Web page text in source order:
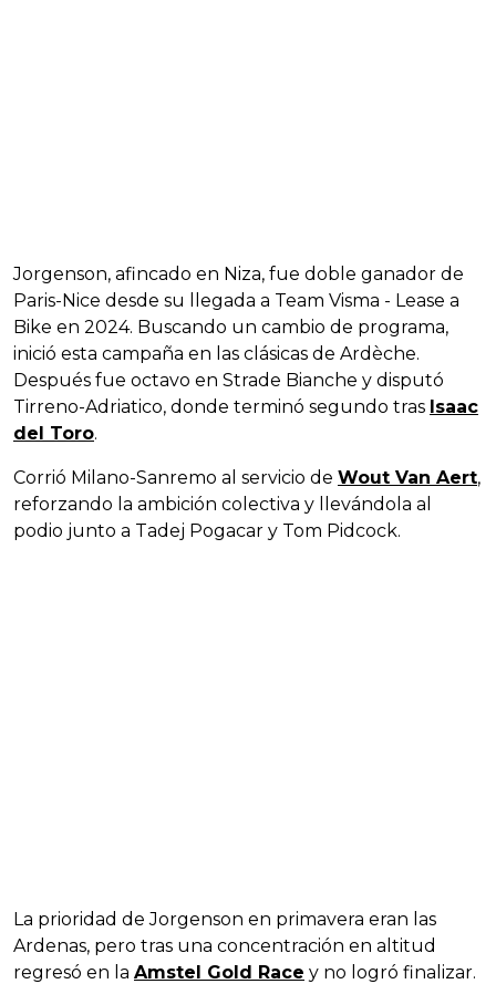
Jorgenson, afincado en Niza, fue doble ganador de
Paris-Nice desde su llegada a Team Visma - Lease a
Bike en 2024. Buscando un cambio de programa,
inició esta campaña en las clásicas de Ardèche.
Después fue octavo en Strade Bianche y disputó
Tirreno-Adriatico, donde terminó segundo tras Isaac
del Toro.
Corrió Milano-Sanremo al servicio de Wout Van Aert,
reforzando la ambición colectiva y llevándola al
podio junto a Tadej Pogacar y Tom Pidcock.
La prioridad de Jorgenson en primavera eran las
Ardenas, pero tras una concentración en altitud
regresó en la Amstel Gold Race y no logró finalizar.